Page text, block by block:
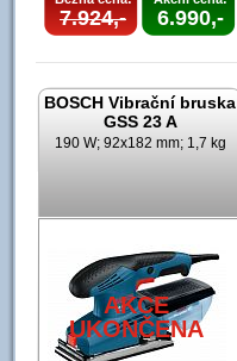
7.924,- 6.990,-
BOSCH Vibrační bruska
GSS 23 A
190 W; 92x182 mm; 1,7 kg
AKCE
UKONČENA